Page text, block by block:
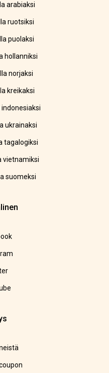
arabiaksi
ruotsiksi
puolaksi
hollanniksi
norjaksi
kreikaksi
ukrainaksi
tagalogiksi
vietnamiksi
suomeksi